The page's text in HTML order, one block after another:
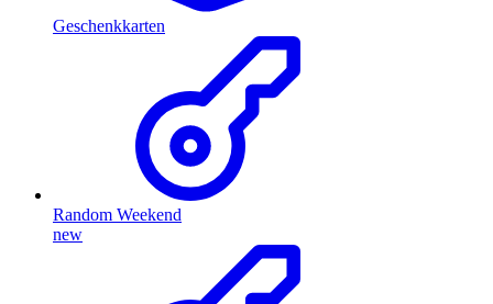
Geschenkkarten
Random Weekend
new